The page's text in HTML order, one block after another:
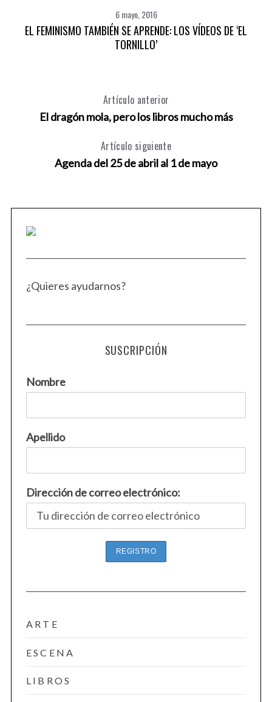
6 mayo, 2016
EL FEMINISMO TAMBIÉN SE APRENDE: LOS VÍDEOS DE ‘EL
TORNILLO’
Artículo anterior
El dragón mola, pero los libros mucho más
Artículo siguiente
Agenda del 25 de abril al 1 de mayo
¿Quieres ayudarnos?
SUSCRIPCIÓN
Nombre
Apellido
Dirección de correo electrónico:
ARTE
ESCENA
LIBROS